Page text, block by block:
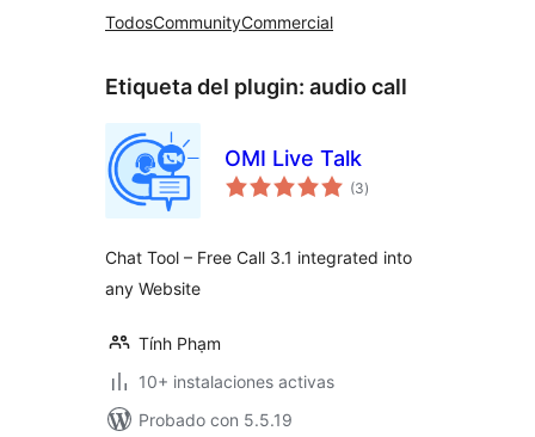
TodosCommunityCommercial
Etiqueta del plugin: audio call
OMI Live Talk
(3total
de
)
Chat Tool – Free Call 3.1 integrated into
any Website
Tính Phạm
10+ instalaciones activas
Probado con 5.5.19